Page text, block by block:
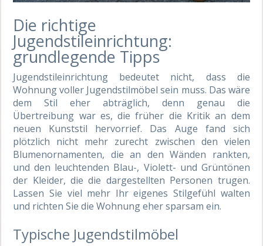
Die richtige
Jugendstileinrichtung:
grundlegende Tipps
Jugendstileinrichtung bedeutet nicht, dass die
Wohnung voller Jugendstilmöbel sein muss. Das wäre
dem Stil eher abträglich, denn genau die
Übertreibung war es, die früher die Kritik an dem
neuen Kunststil hervorrief. Das Auge fand sich
plötzlich nicht mehr zurecht zwischen den vielen
Blumenornamenten, die an den Wänden rankten,
und den leuchtenden Blau-, Violett- und Grüntönen
der Kleider, die die dargestellten Personen trugen.
Lassen Sie viel mehr Ihr eigenes Stilgefühl walten
und richten Sie die Wohnung eher sparsam ein.
Typische Jugendstilmöbel